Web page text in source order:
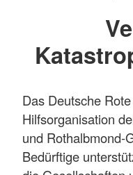
Das Deutsche
Hilfsorganisation
und Rothalbmond-
Bedürftige